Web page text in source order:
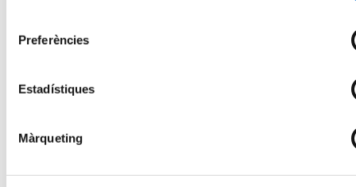
Preferències
Estadístiques
Màrqueting
Què opinen els nostres alumnes
Què és el Talent HUB?
Empreses col·laboradores
Esdeveniments Talent HUB
Presentació del centre